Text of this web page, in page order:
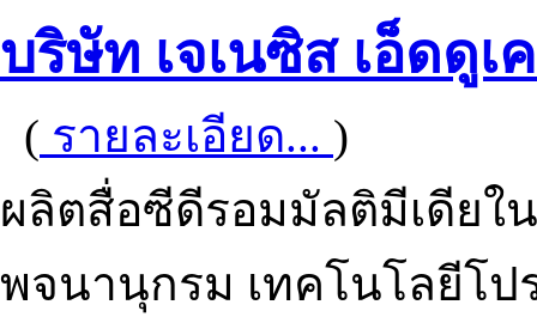
บริษัท เจเนซิส เอ็ดดู
( รายละเอียด... )
ผลิตสื่อซีดีรอมมัลติมีเดียใ
พจนานุกรม เทคโนโลยีโ